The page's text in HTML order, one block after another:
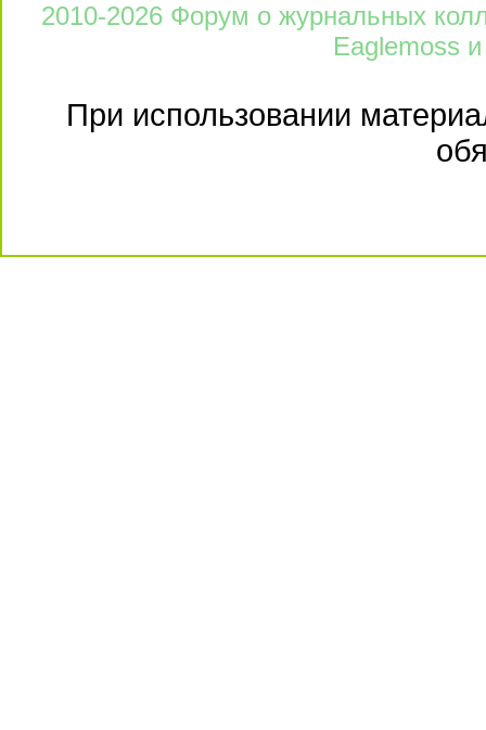
2010-2026 Форум о журнальных
Eaglemoss и
При использовании